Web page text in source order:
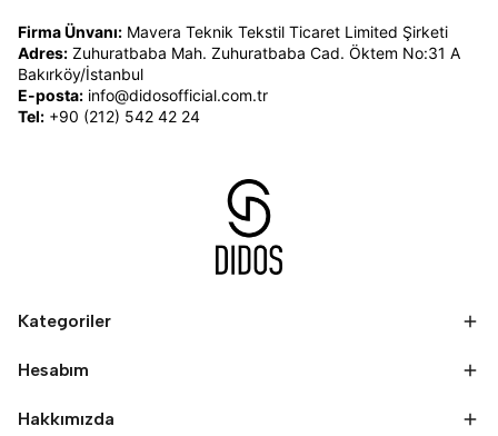
Firma Ünvanı: Mavera Teknik Tekstil Ticaret Limited Şirketi
Adres: Zuhuratbaba Mah. Zuhuratbaba Cad. Öktem No:31 A
Bakırköy/İstanbul
E-posta: info@didosofficial.com.tr
Tel: +90 (212) 542 42 24
Kategoriler
Hesabım
Hakkımızda